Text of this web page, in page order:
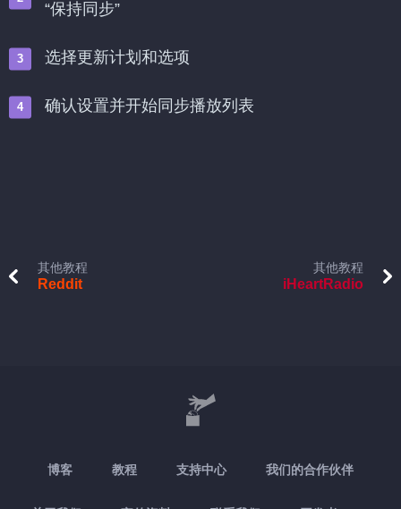
“保持同步”
选择更新计划和选项
确认设置并开始同步播放列表
其他教程
Reddit
其他教程
iHeartRadio
博客 教程 支持中心 我们的合作伙伴